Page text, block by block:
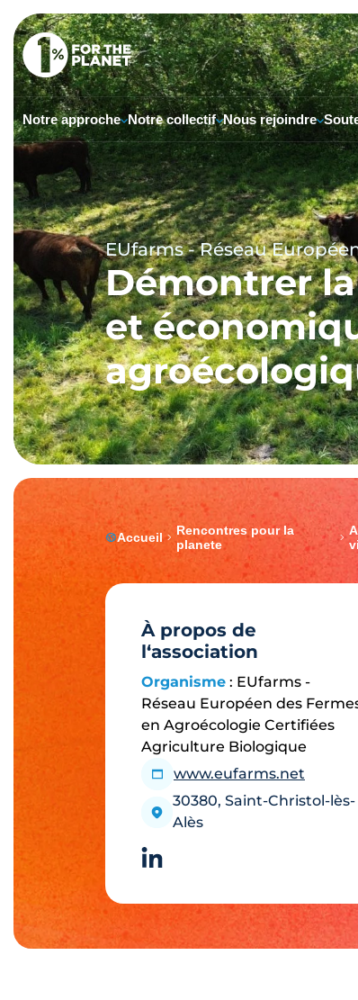
Notre approche Notre collectif Nous rejoindre
EUfarms - Réseau
Démontrer
et
Accueil
Rencontres pour la
planete
À propos de
l‘association
Organisme : EUfarms -
Réseau Européen des
en Agroécologie Certifiées
Agriculture Biologique
www.eufarms.net
30380, Saint-Christol-lès-
Alès